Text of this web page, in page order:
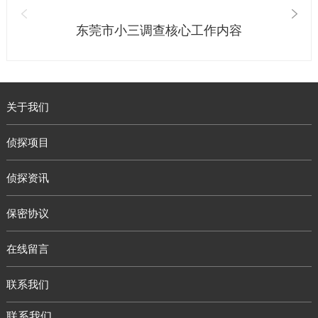
东莞市小三调查核心工作内容
关于我们
侦探项目
侦探资讯
保密协议
在线留言
联系我们